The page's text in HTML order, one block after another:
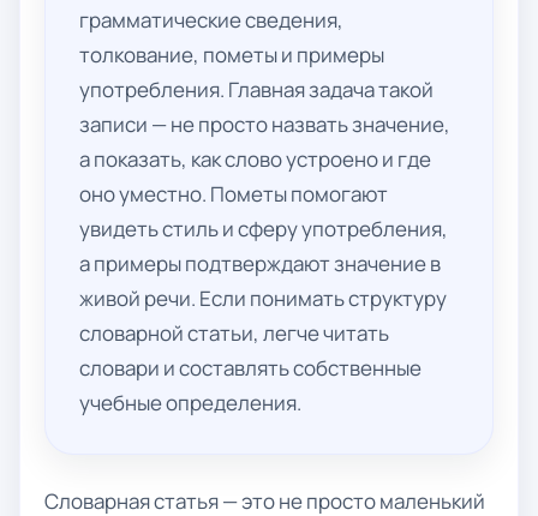
грамматические сведения,
толкование, пометы и примеры
употребления. Главная задача такой
записи — не просто назвать значение,
а показать, как слово устроено и где
оно уместно. Пометы помогают
увидеть стиль и сферу употребления,
а примеры подтверждают значение в
живой речи. Если понимать структуру
словарной статьи, легче читать
словари и составлять собственные
учебные определения.
Словарная статья — это не просто маленький